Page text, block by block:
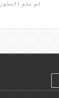
لم يتم